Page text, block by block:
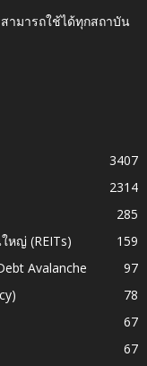
ามารถใช้ได้ทุกสถาบัน
3407
2314
285
หญ่ (REITs)
159
Avalanche
97
78
67
67